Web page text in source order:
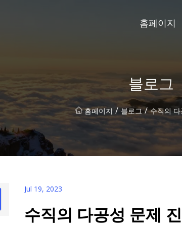
홈페이지
블로그
홈페이지 / 블로그 / 수직의
Jul 19, 2023
수직의 다공성 문제